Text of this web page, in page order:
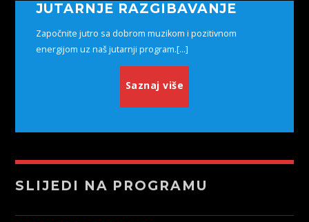
JUTARNJE RAZGIBAVANJE
Započnite jutro sa dobrom muzikom i pozitivnom
energijom uz naš jutarnji program.[...]
Saznaj više
SLIJEDI NA PROGRAMU